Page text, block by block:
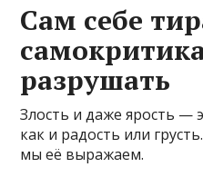
​Сам себе
разрушать
Злость и даже ярость —
как и радость или
мы её выражаем.